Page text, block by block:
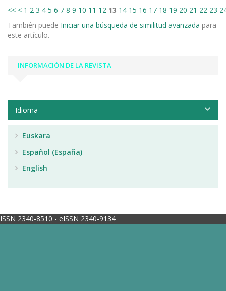
<< < 1 2 3 4 5 6 7 8 9 10 11 12 13 14 15 16 17 18 19 20 21 22 23
También puede Iniciar una búsqueda de similitud avanzada para
este artículo.
INFORMACIÓN DE LA REVISTA
Idioma
Euskara
Español (España)
English
ISSN 2340-8510 - eISSN 2340-9134